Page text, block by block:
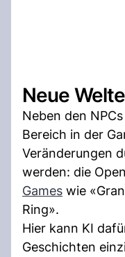
Neue
Neben den
Bereich in der
Veränderungen
werden: die
Games wie
Ring».
Hier kann KI
Geschichten